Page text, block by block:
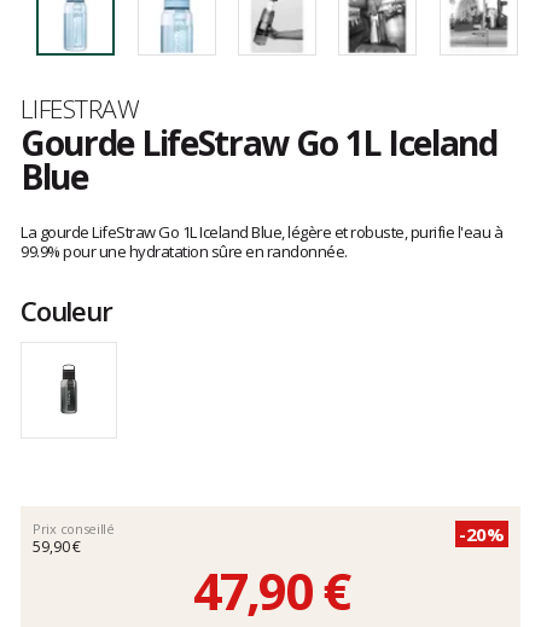
Marque
LIFESTRAW
Gourde LifeStraw Go 1L Iceland
Blue
avis
clients
La gourde LifeStraw Go 1L Iceland Blue, légère et robuste, purifie l'eau à
99.9% pour une hydratation sûre en randonnée.
Couleur
Prix conseillé
59,90 €
-20%
47,90 €